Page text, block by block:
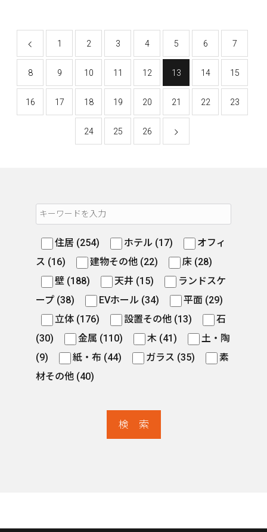
1 2 3 4 5 6 7
8 9 10 11 12 13 14 15
16 17 18 19 20 21 22 23
24 25 26
住居 (254) ホテル (17)
オフィ
ス (16)
建物その他 (22)
床 (28)
壁 (188)
天井 (15)
ランドスケ
ープ (38)
EVホール (34)
平面 (29)
立体 (176)
設置その他 (13)
石
(30)
金属 (110) 木 (41)
土・陶
(9)
紙・布 (44) ガラス (35)
素
材その他 (40)